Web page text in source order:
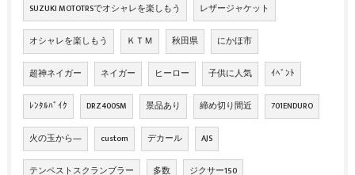
SUZUKI MOTOTRSでオシャレを楽しもう レザージャケット
オシャレを楽しもう ＫＴＭ 秋田県 にかほ市
超神ネイガー ネイガー ヒーロー 子供に人気 ｲﾍﾞﾝﾄ
ﾚﾝﾀﾙﾊﾞｲｸ DRZ400SM 景品あり 締め切り間近 701ENDURO
火の玉から― custom デカール AJS
テンペストスクランブラー 多数 ジクサー150